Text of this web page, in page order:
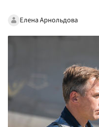
Елена Арнольдова